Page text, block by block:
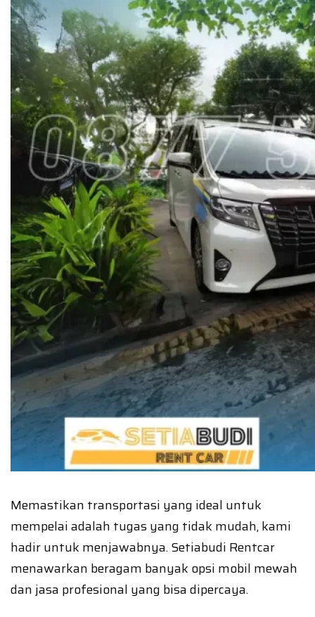
Memastikan transportasi yang ideal untuk
mempelai adalah tugas yang tidak mudah, kami
hadir untuk menjawabnya. Setiabudi Rentcar
menawarkan beragam banyak opsi mobil mewah
dan jasa profesional yang bisa dipercaya.